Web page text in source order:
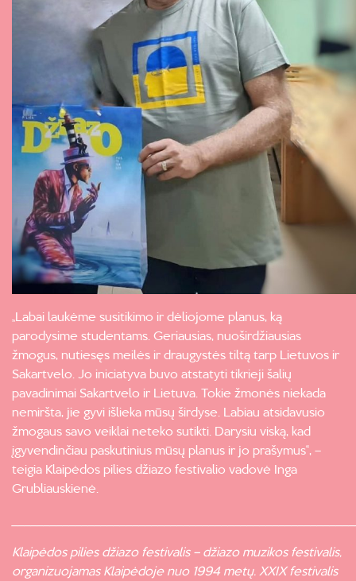
„Labai laukėme susitikimo ir dėliojome planus, ką
parodysime studentams. Geriausias, nuoširdžiausias
žmogus, nutiesęs meilės ir draugystės tiltą tarp Lietuvos ir
Sakartvelo. Jo iniciatyva buvo atstatyti tikrieji šalių
pavadinimai Sakartvelo ir Lietuva. Tokie žmonės niekada
nemiršta, jie gyvi išlieka mūsų širdyse. Labiau atsidavusio
žmogaus savo veiklai neteko sutikti. Darysiu viską, kad
įgyvendinčiau paskutinius mūsų planus ir jo prašymus“, –
teigia Klaipėdos pilies džiazo festivalio vadovė Inga
Grubliauskienė.
Klaipėdos pilies džiazo festivalis – džiazo muzikos festivalis,
organizuojamas Klaipėdoje nuo 1994 metų. XXIX festivalis